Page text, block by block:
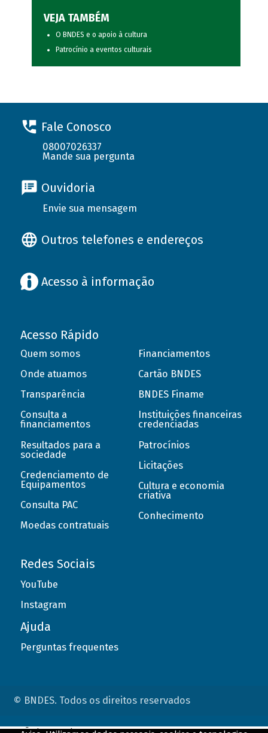
VEJA TAMBÉM
O BNDES e o apoio à cultura
Patrocínio a eventos culturais
Fale Conosco
08007026337
Mande sua pergunta
Ouvidoria
Envie sua mensagem
Outros telefones e endereços
Acesso à informação
Acesso Rápido
Quem somos
Onde atuamos
Transparência
Consulta a
financiamentos
Resultados para a
sociedade
Credenciamento de
Equipamentos
Consulta PAC
Moedas contratuais
Financiamentos
Cartão BNDES
BNDES Finame
Instituições financeiras
credenciadas
Patrocínios
Licitações
Cultura e economia
criativa
Conhecimento
Redes Sociais
YouTube
Instagram
Ajuda
Perguntas frequentes
© BNDES. Todos os direitos reservados